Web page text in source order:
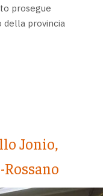
prosegue
provincia
Jonio,